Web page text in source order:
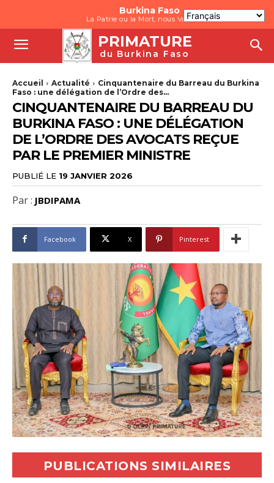
Burkina Faso
La Patrie ou la Mort, nous Vaincrons
PRIMATURE
du Burkina Faso
Accueil Actualité
Cinquantenaire du Barreau du Burkina
Faso : une délégation de l’Ordre des...
CINQUANTENAIRE DU BARREAU DU
BURKINA FASO : UNE DÉLÉGATION
DE L’ORDRE DES AVOCATS REÇUE
PAR LE PREMIER MINISTRE
PUBLIÉ LE 19 JANVIER 2026
Par : JBDIPAMA
Facebook X Pinterest
PUBLICATIONS SIMILAIRES